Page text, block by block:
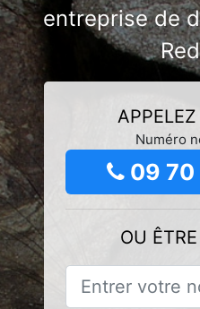
entreprise de
Numéro
09 70
OU